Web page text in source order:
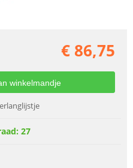
€ 86,75
winkelmandje
27